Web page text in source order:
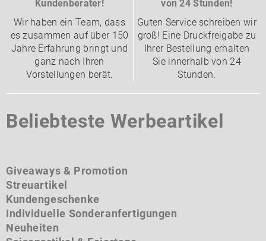
Kundenberater!
Wir haben ein Team, dass
es zusammen auf über 150
Jahre Erfahrung bringt und
ganz nach Ihren
Vorstellungen berät.
von 24 Stunden!
Guten Service schreiben wir
groß! Eine Druckfreigabe zu
Ihrer Bestellung erhalten
Sie innerhalb von 24
Stunden.
Beliebteste Werbeartikel
Giveaways & Promotion
Streuartikel
Kundengeschenke
Individuelle Sonderanfertigungen
Neuheiten